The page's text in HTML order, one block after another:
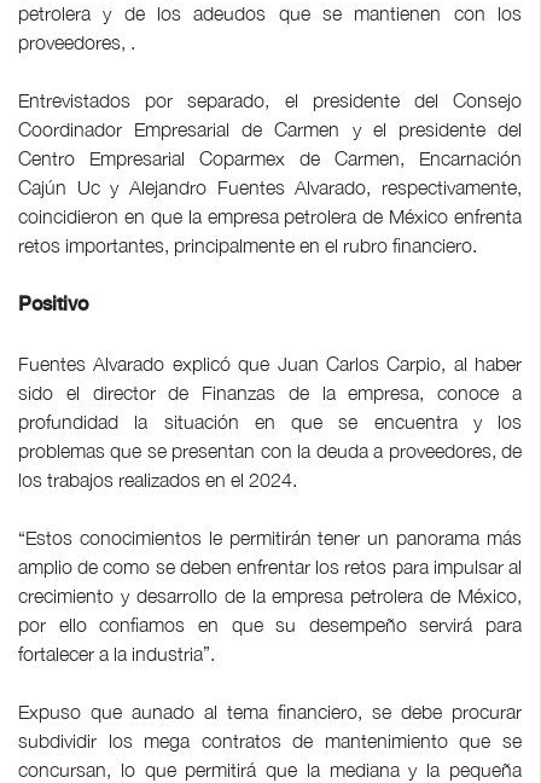
petrolera y de los adeudos que se mantienen con los
proveedores, .
Entrevistados por separado, el presidente del Consejo
Coordinador Empresarial de Carmen y el presidente del
Centro Empresarial Coparmex de Carmen, Encarnación
Cajún Uc y Alejandro Fuentes Alvarado, respectivamente,
coincidieron en que la empresa petrolera de México enfrenta
retos importantes, principalmente en el rubro financiero.
Positivo
Fuentes Alvarado explicó que Juan Carlos Carpio, al haber
sido el director de Finanzas de la empresa, conoce a
profundidad la situación en que se encuentra y los
problemas que se presentan con la deuda a proveedores, de
los trabajos realizados en el 2024.
“Estos conocimientos le permitirán tener un panorama más
amplio de como se deben enfrentar los retos para impulsar al
crecimiento y desarrollo de la empresa petrolera de México,
por ello confiamos en que su desempeño servirá para
fortalecer a la industria”.
Expuso que aunado al tema financiero, se debe procurar
subdividir los mega contratos de mantenimiento que se
concursan, lo que permitirá que la mediana y la pequeña